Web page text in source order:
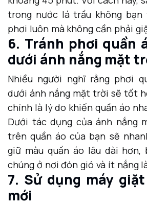
trong nước lá trầu không
phơi luôn mà không cần phải
6. Tránh phơi quần
dưới ánh nắng mặt
Nhiều người nghĩ rằng phơi
dưới ánh nắng mặt trời sẽ tốt
chính là lý do khiến quần áo
Dưới tác dụng của ánh nắng
trên quần áo của bạn sẽ
giữ màu quần áo lâu dài hơn,
chúng ở nơi đón gió và ít nắng
7. Sử dụng máy
mới